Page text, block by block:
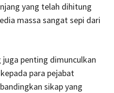
yang telah dihitung
massa sangat sepi dari
penting dimunculkan
para pejabat
sikap yang